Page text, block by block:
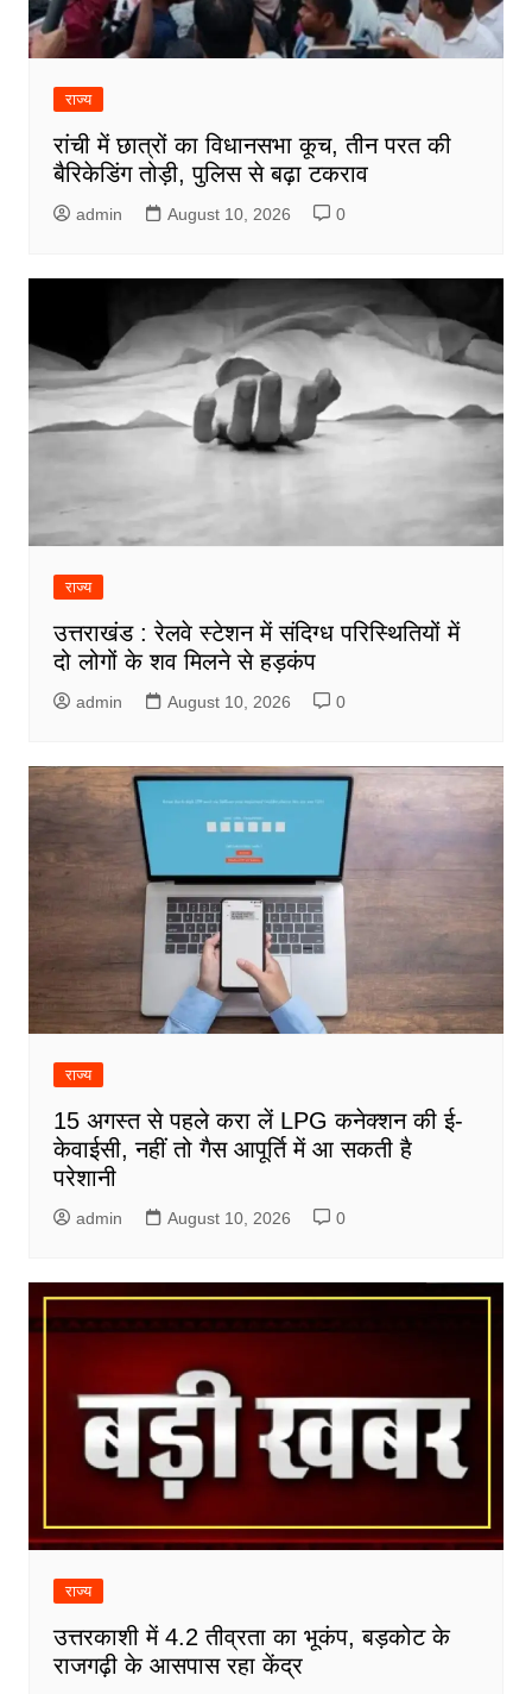
राज्य
रांची में छात्रों का विधानसभा कूच, तीन परत की
बैरिकेडिंग तोड़ी, पुलिस से बढ़ा टकराव
admin August 10, 2026 0
राज्य
उत्तराखंड : रेलवे स्टेशन में संदिग्ध परिस्थितियों में
दो लोगों के शव मिलने से हड़कंप
admin August 10, 2026 0
राज्य
15 अगस्त से पहले करा लें LPG कनेक्शन की ई-
केवाईसी, नहीं तो गैस आपूर्ति में आ सकती है
परेशानी
admin August 10, 2026 0
राज्य
उत्तरकाशी में 4.2 तीव्रता का भूकंप, बड़कोट के
राजगढ़ी के आसपास रहा केंद्र